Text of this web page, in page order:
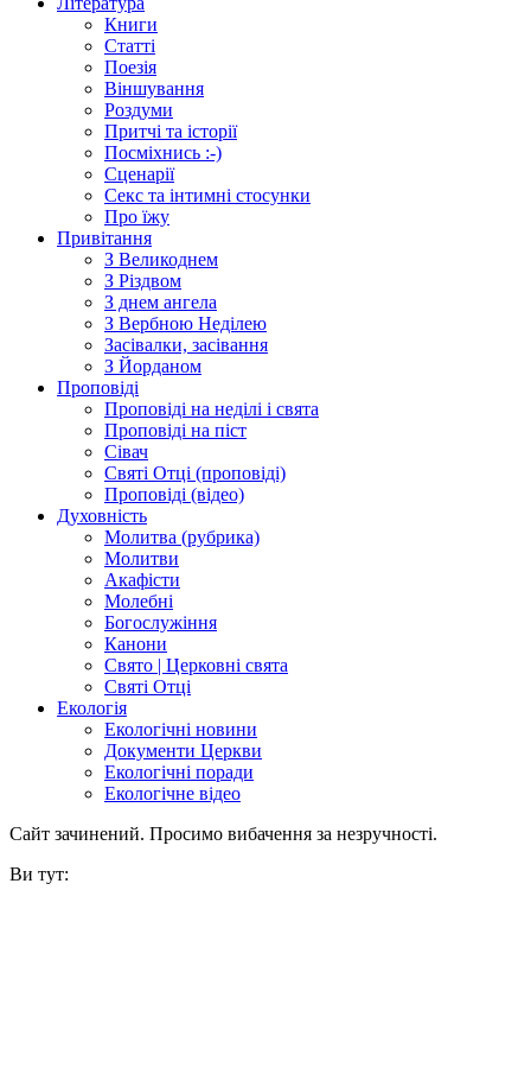
Книги
Статті
Поезія
Віншування
Роздуми
Притчі та історії
Посміхнись :-)
Сценарії
Секс та інтимні стосунки
Про їжу
Привітання
З Великоднем
З Різдвом
З днем ангела
З Вербною Неділею
Засівалки, засівання
З Йорданом
Проповіді
Проповіді на неділі і свята
Проповіді на піст
Сівач
Святі Отці (проповіді)
Проповіді (відео)
Духовність
Молитва (рубрика)
Молитви
Акафісти
Молебні
Богослужіння
Канони
Свято | Церковні свята
Святі Отці
Екологія
Екологічні новини
Документи Церкви
Екологічні поради
Екологічне відео
Сайт зачинений. Просимо вибачення за незручності.
Ви тут: